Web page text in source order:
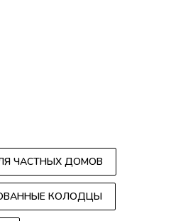
ЧАСТНЫХ ДОМОВ
КОЛОДЦЫ